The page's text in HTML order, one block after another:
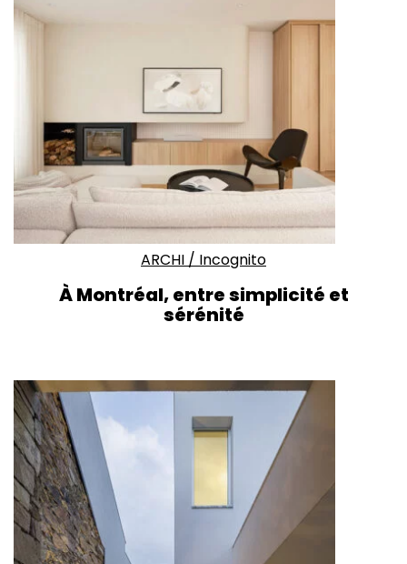
ARCHI / Incognito
À Montréal, entre simplicité et
sérénité